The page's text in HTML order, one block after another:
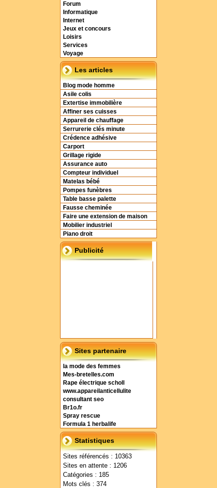
Forum
Informatique
Internet
Jeux et concours
Loisirs
Services
Voyage
Les articles
Blog mode homme
Asile colis
Extertise immobilière
Affiner ses cuisses
Appareil de chauffage
Serrurerie clés minute
Crédence adhésive
Carport
Grillage rigide
Assurance auto
Compteur individuel
Matelas bébé
Pompes funèbres
Table basse palette
Fausse cheminée
Faire une extension de maison
Mobilier industriel
Piano droit
Publicité
Sites partenaire
la mode des femmes
Mes-bretelles.com
Rape électrique scholl
www.appareilanticellulite
consultant seo
Br1o.fr
Spray rescue
Formula 1 herbalife
Statistiques
Sites référencés : 10363
Sites en attente : 1206
Catégories : 185
Mots clés : 374